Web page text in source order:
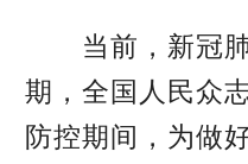
当前，新冠肺
期，全国人民众
防控期间，为做